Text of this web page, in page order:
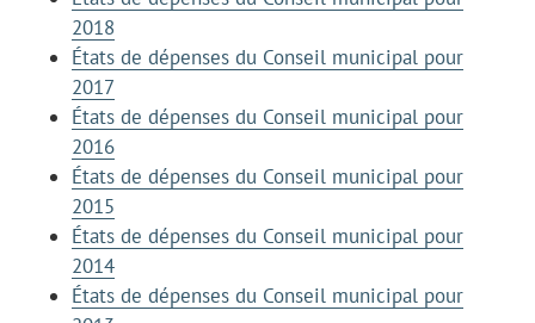
2018
États de dépenses du Conseil municipal pour
2017
États de dépenses du Conseil municipal pour
2016
États de dépenses du Conseil municipal pour
2015
États de dépenses du Conseil municipal pour
2014
États de dépenses du Conseil municipal pour